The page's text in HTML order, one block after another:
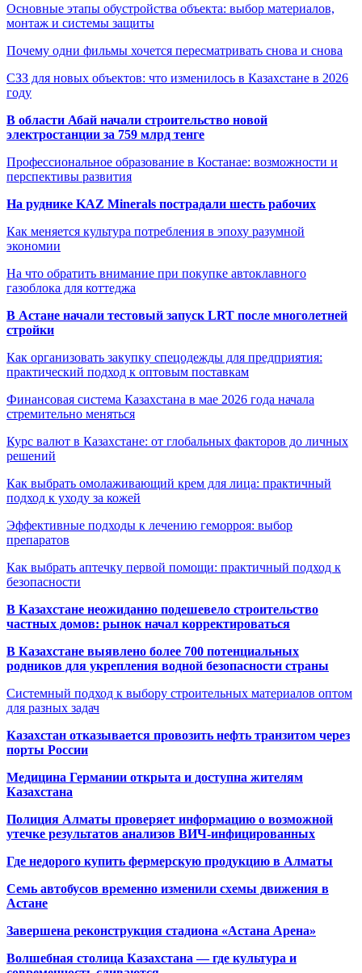
Основные этапы обустройства объекта: выбор материалов,
монтаж и системы защиты
Почему одни фильмы хочется пересматривать снова и снова
СЗЗ для новых объектов: что изменилось в Казахстане в 2026
году
В области Абай начали строительство новой
электростанции за 759 млрд тенге
Профессиональное образование в Костанае: возможности и
перспективы развития
На руднике KAZ Minerals пострадали шесть рабочих
Как меняется культура потребления в эпоху разумной
экономии
На что обратить внимание при покупке автоклавного
газоблока для коттеджа
В Астане начали тестовый запуск LRT после многолетней
стройки
Как организовать закупку спецодежды для предприятия:
практический подход к оптовым поставкам
Финансовая система Казахстана в мае 2026 года начала
стремительно меняться
Курс валют в Казахстане: от глобальных факторов до личных
решений
Как выбрать омолаживающий крем для лица: практичный
подход к уходу за кожей
Эффективные подходы к лечению геморроя: выбор
препаратов
Как выбрать аптечку первой помощи: практичный подход к
безопасности
В Казахстане неожиданно подешевело строительство
частных домов: рынок начал корректироваться
В Казахстане выявлено более 700 потенциальных
родников для укрепления водной безопасности страны
Системный подход к выбору строительных материалов оптом
для разных задач
Казахстан отказывается провозить нефть транзитом через
порты России
Медицина Германии открыта и доступна жителям
Казахстана
Полиция Алматы проверяет информацию о возможной
утечке результатов анализов ВИЧ-инфицированных
Где недорого купить фермерскую продукцию в Алматы
Семь автобусов временно изменили схемы движения в
Астане
Завершена реконструкция стадиона «Астана Арена»
Волшебная столица Казахстана — где культура и